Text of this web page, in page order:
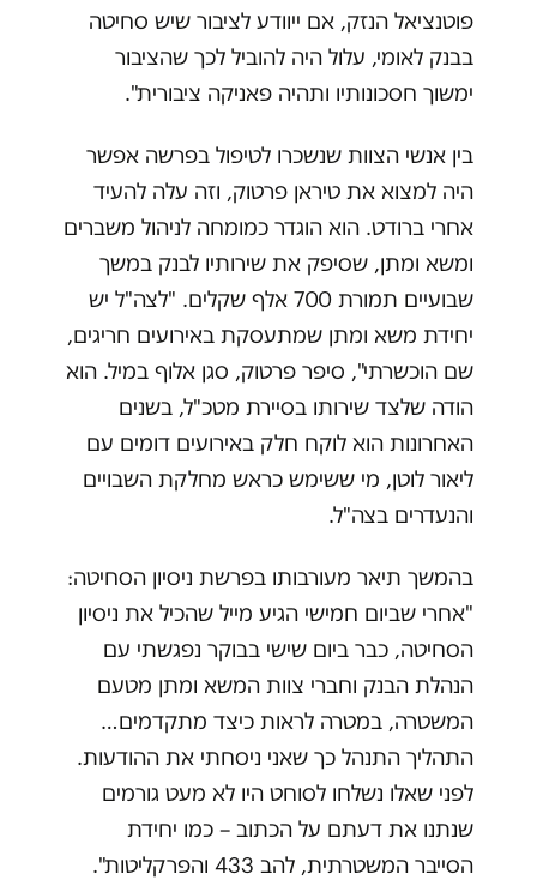
פוטנציאל הנזק, אם ייוודע לציבור שיש סחיטה
בבנק לאומי, עלול היה להוביל לכך שהציבור
ימשוך חסכונותיו ותהיה פאניקה ציבורית".
בין אנשי הצוות שנשכרו לטיפול בפרשה אפשר
היה למצוא את טיראן פרטוק, וזה עלה להעיד
אחרי ברודט. הוא הוגדר כמומחה לניהול משברים
ומשא ומתן, שסיפק את שירותיו לבנק במשך
שבועיים תמורת 700 אלף שקלים. "לצה"ל יש
יחידת משא ומתן שמתעסקת באירועים חריגים,
שם הוכשרתי", סיפר פרטוק, סגן אלוף במיל. הוא
הודה שלצד שירותו בסיירת מטכ"ל, בשנים
האחרונות הוא לוקח חלק באירועים דומים עם
ליאור לוטן, מי ששימש כראש מחלקת השבויים
והנעדרים בצה"ל.
בהמשך תיאר מעורבותו בפרשת ניסיון הסחיטה:
"אחרי שביום חמישי הגיע מייל שהכיל את ניסיון
הסחיטה, כבר ביום שישי בבוקר נפגשתי עם
הנהלת הבנק וחברי צוות המשא ומתן מטעם
המשטרה, במטרה לראות כיצד מתקדמים…
התהליך התנהל כך שאני ניסחתי את ההודעות.
לפני שאלו נשלחו לסוחט היו לא מעט גורמים
שנתנו את דעתם על הכתוב – כמו יחידת
הסייבר המשטרתית, להב 433 והפרקליטות".